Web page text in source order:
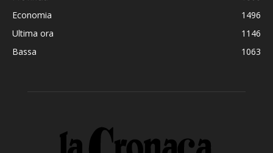
Economia
1496
Ultima ora
1146
Bassa
1063